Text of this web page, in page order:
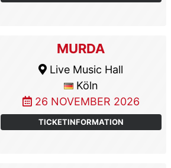
MURDA
Live Music Hall
Köln
26 NOVEMBER 2026
TICKETINFORMATION